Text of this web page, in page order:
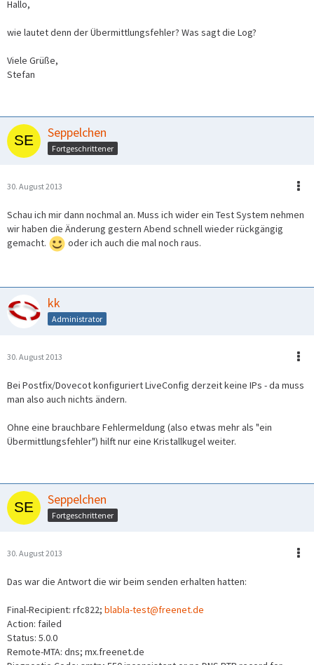
Hallo,
wie lautet denn der Übermittlungsfehler? Was sagt die Log?
Viele Grüße,
Stefan
Seppelchen
Fortgeschrittener
30. August 2013
Schau ich mir dann nochmal an. Muss ich wider ein Test System nehmen
wir haben die Änderung gestern Abend schnell wieder rückgängig
gemacht.
oder ich auch die mal noch raus.
kk
Administrator
30. August 2013
Bei Postfix/Dovecot konfiguriert LiveConfig derzeit keine IPs - da muss
man also auch nichts ändern.
Ohne eine brauchbare Fehlermeldung (also etwas mehr als "ein
Übermittlungsfehler") hilft nur eine Kristallkugel weiter.
Seppelchen
Fortgeschrittener
30. August 2013
Das war die Antwort die wir beim senden erhalten hatten:
Final-Recipient: rfc822; blabla-test@freenet.de
Action: failed
Status: 5.0.0
Remote-MTA: dns; mx.freenet.de